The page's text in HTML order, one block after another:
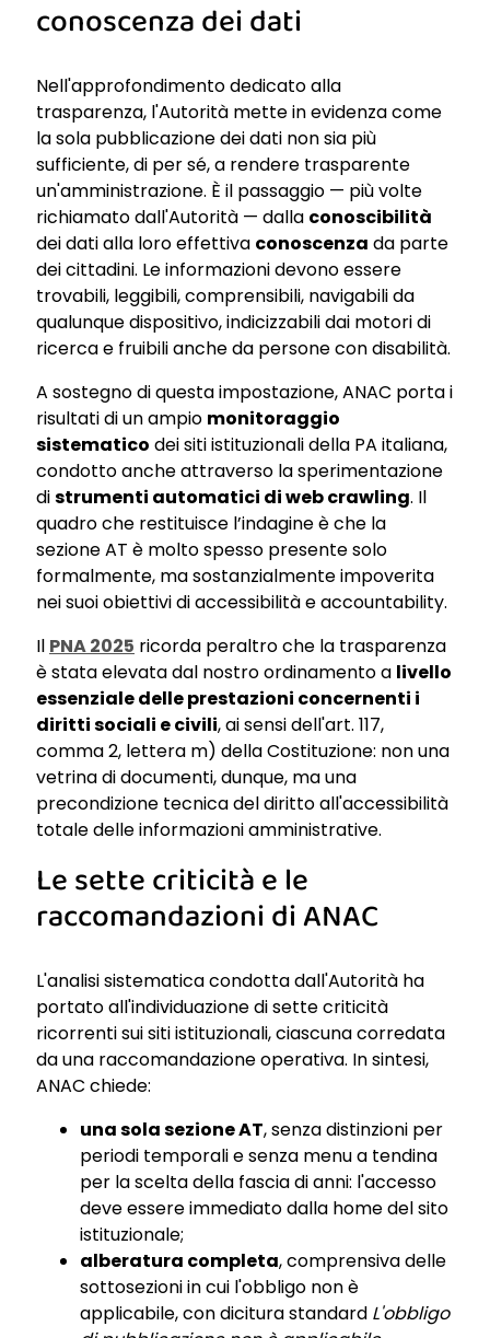
conoscenza dei dati
Nell'approfondimento dedicato alla
trasparenza, l'Autorità mette in evidenza come
la sola pubblicazione dei dati non sia più
sufficiente, di per sé, a rendere trasparente
un'amministrazione. È il passaggio — più volte
richiamato dall'Autorità — dalla conoscibilità
dei dati alla loro effettiva conoscenza da parte
dei cittadini. Le informazioni devono essere
trovabili, leggibili, comprensibili, navigabili da
qualunque dispositivo, indicizzabili dai motori di
ricerca e fruibili anche da persone con disabilità.
A sostegno di questa impostazione, ANAC porta i
risultati di un ampio monitoraggio
sistematico dei siti istituzionali della PA italiana,
condotto anche attraverso la sperimentazione
distrumenti automatici di web crawling. Il
quadro che restituisce l’indagine è che la
sezione AT è molto spesso presente solo
formalmente, ma sostanzialmente impoverita
nei suoi obiettivi di accessibilità e accountability.
Il PNA 2025 ricorda peraltro che la trasparenza
è stata elevata dal nostro ordinamento a livello
essenziale delle prestazioni concernenti i
diritti sociali e civili, ai sensi dell'art. 117,
comma 2, lettera m) della Costituzione: non una
vetrina di documenti, dunque, ma una
precondizione tecnica del diritto all'accessibilità
totale delle informazioni amministrative.
Le sette criticità e le
raccomandazioni di ANAC
L'analisi sistematica condotta dall'Autorità ha
portato all'individuazione di sette criticità
ricorrenti sui siti istituzionali, ciascuna corredata
da una raccomandazione operativa. In sintesi,
ANAC chiede:
una sola sezione AT, senza distinzioni per
periodi temporali e senza menu a tendina
per la scelta della fascia di anni: l'accesso
deve essere immediato dalla home del sito
istituzionale;
alberatura completa, comprensiva delle
sottosezioni in cui l'obbligo non è
applicabile, con dicitura standard L'obbligo